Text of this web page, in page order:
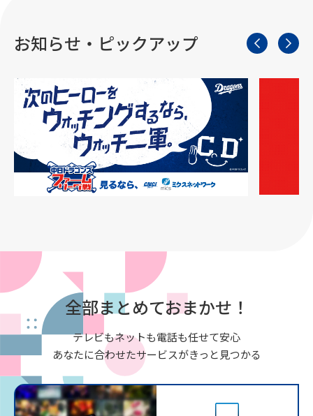
お知らせ・ピックアップ
全部まとめておまかせ！
テレビもネットも電話も任せて安心
あなたに合わせたサービスがきっと見つかる